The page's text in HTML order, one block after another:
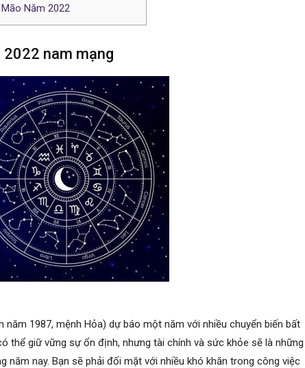
Năm 2022
nam mạng
năm 1987, mệnh Hỏa) dự báo một năm với nhiều chuyển biến bất
thể giữ vững sự ổn định, nhưng tài chính và sức khỏe sẽ là những
năm nay. Bạn sẽ phải đối mặt với nhiều khó khăn trong công việc